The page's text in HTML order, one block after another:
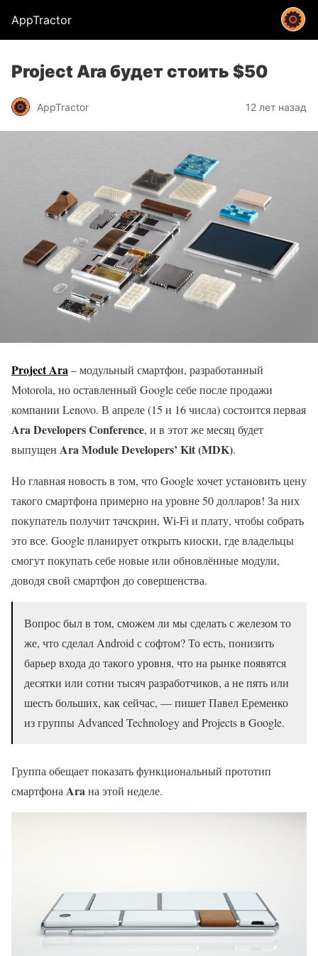
AppTractor
Project Ara будет стоить $50
AppTractor 12 лет назад
Project Ara– модульный смартфон, разработанный
Motorola, но оставленный Google себе после продажи
компании Lenovo. В апреле (15 и 16 числа) состоится первая
Ara Developers Conference, и в этот же месяц будет
выпущен Ara Module Developers’ Kit (MDK).
Но главная новость в том, что Google хочет установить цену
такого смартфона примерно на уровне 50 долларов! За них
покупатель получит тачскрин, Wi-Fi и плату, чтобы собрать
это все. Google планирует открыть киоски, где владельцы
смогут покупать себе новые или обновлённые модули,
доводя свой смартфон до совершенства.
Вопрос был в том, сможем ли мы сделать с железом то
же, что сделал Android с софтом? То есть, понизить
барьер входа до такого уровня, что на рынке появятся
десятки или сотни тысяч разработчиков, а не пять или
шесть больших, как сейчас, — пишет Павел Еременко
из группы Advanced Technology and Projects в Google.
Группа обещает показать функциональный прототип
смартфона Araна этой неделе.